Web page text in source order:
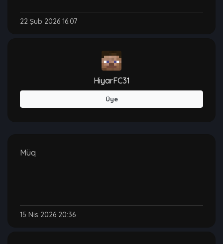
22 Şub 2026 16:07
HiyarFC31
Üye
Müq
15 Nis 2026 20:36